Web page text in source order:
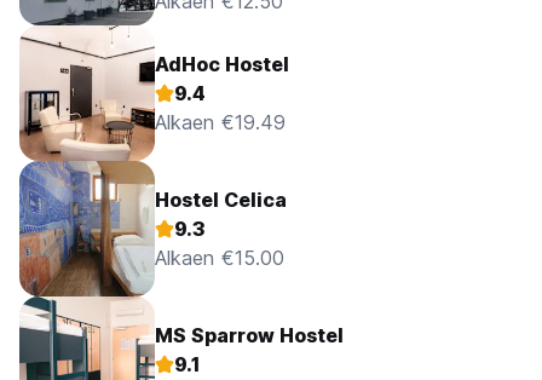
AdHoc Hostel
9.4
Alkaen €19.49
Hostel Celica
9.3
Alkaen €15.00
MS Sparrow Hostel
9.1